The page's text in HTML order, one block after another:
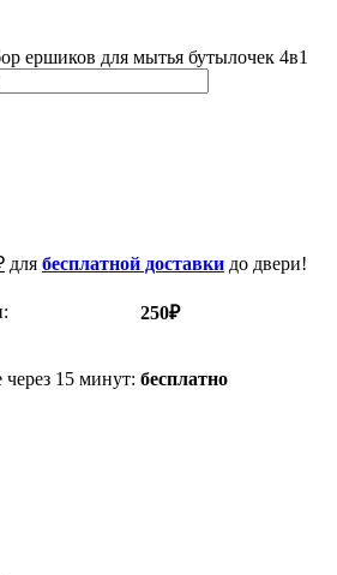
ершиков для мытья бутылочек 4в1
для бесплатной доставки до двери!
250₽
через 15 минут: бесплатно